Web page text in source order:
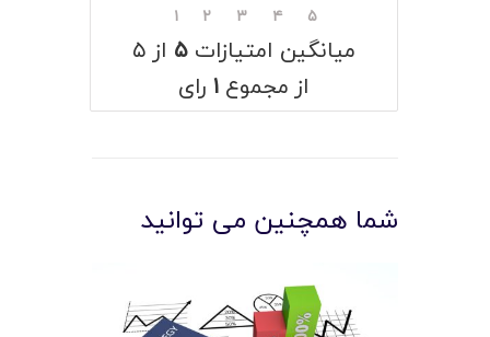
۱ ۲ ۳ ۴ ۵
میانگین امتیازات ۵ از ۵
از مجموع ۱ رای
شما همچنین می توانید